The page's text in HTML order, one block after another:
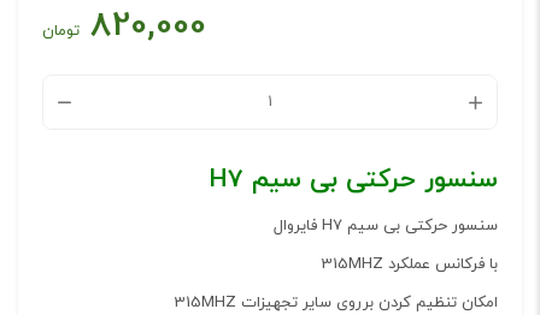
820,000 تومان
سنسور حرکتی بی سیم H7
سنسور حرکتی بی سیم H7 فایروال
با فرکانس عملکرد 315MHZ
امکان تنظیم کردن برروی سایر تجهیزات 315MHZ